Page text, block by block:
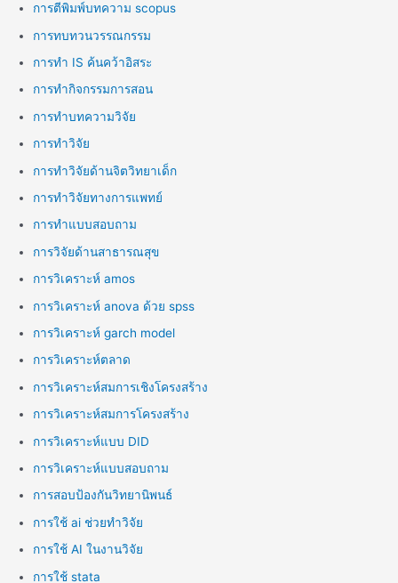
การตีพิมพ์บทความ scopus
การทบทวนวรรณกรรม
การทำ IS ค้นคว้าอิสระ
การทำกิจกรรมการสอน
การทำบทความวิจัย
การทำวิจัย
การทำวิจัยด้านจิตวิทยาเด็ก
การทำวิจัยทางการแพทย์
การทำแบบสอบถาม
การวิจัยด้านสาธารณสุข
การวิเคราะห์ amos
การวิเคราะห์ anova ด้วย spss
การวิเคราะห์ garch model
การวิเคราะห์ตลาด
การวิเคราะห์สมการเชิงโครงสร้าง
การวิเคราะห์สมการโครงสร้าง
การวิเคราะห์แบบ DID
การวิเคราะห์แบบสอบถาม
การสอบป้องกันวิทยานิพนธ์
การใช้ ai ช่วยทำวิจัย
การใช้ AI ในงานวิจัย
การใช้ stata